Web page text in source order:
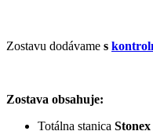
Zostavu dodávame s
Zostava obsahuje:
Totálna stanica